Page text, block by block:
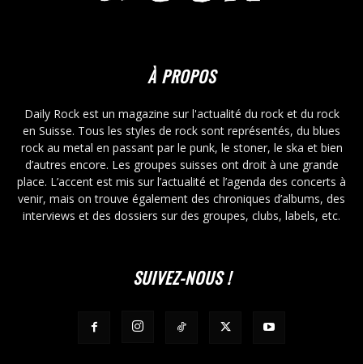
À PROPOS
Daily Rock est un magazine sur l'actualité du rock et du rock
en Suisse. Tous les styles de rock sont représentés, du blues
rock au metal en passant par le punk, le stoner, le ska et bien
d’autres encore. Les groupes suisses ont droit à une grande
place. L’accent est mis sur l’actualité et l’agenda des concerts à
venir, mais on trouve également des chroniques d’albums, des
interviews et des dossiers sur des groupes, clubs, labels, etc.
SUIVEZ-NOUS !